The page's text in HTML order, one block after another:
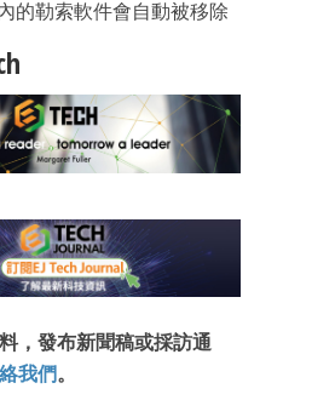
的勒索軟件會自動被移除
，發布新聞稿或採訪通
我們。